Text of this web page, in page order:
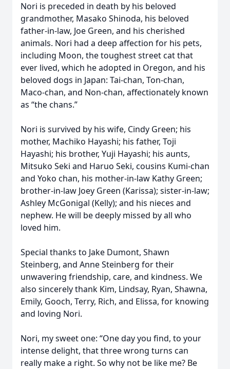
Nori is preceded in death by his beloved
grandmother, Masako Shinoda, his beloved
father-in-law, Joe Green, and his cherished
animals. Nori had a deep affection for his pets,
including Moon, the toughest street cat that
ever lived, which he adopted in Oregon, and his
beloved dogs in Japan: Tai-chan, Ton-chan,
Maco-chan, and Non-chan, affectionately known
as “the chans.”
Nori is survived by his wife, Cindy Green; his
mother, Machiko Hayashi; his father, Toji
Hayashi; his brother, Yuji Hayashi; his aunts,
Mitsuko Seki and Haruo Seki, cousins Kumi-chan
and Yoko chan, his mother-in-law Kathy Green;
brother-in-law Joey Green (Karissa); sister-in-law;
Ashley McGonigal (Kelly); and his nieces and
nephew. He will be deeply missed by all who
loved him.
Special thanks to Jake Dumont, Shawn
Steinberg, and Anne Steinberg for their
unwavering friendship, care, and kindness. We
also sincerely thank Kim, Lindsay, Ryan, Shawna,
Emily, Gooch, Terry, Rich, and Elissa, for knowing
and loving Nori.
Nori, my sweet one: “One day you find, to your
intense delight, that three wrong turns can
really make a right. So why not be like me? Be